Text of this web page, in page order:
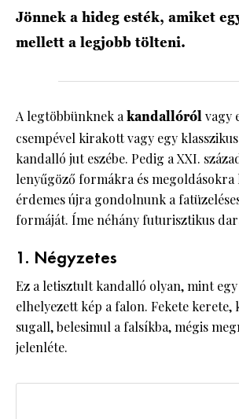
Jönnek a hideg esték, amiket
mellett a legjobb tölteni.
A legtöbbünknek akandallórólvagy
csempével kirakott vagy egy
kandalló jut eszébe. Pedig a XXI.
lenyűgöző formákra és megoldásokra
érdemes újra gondolnunk a
formáját. Íme néhány futurisztikus
1. Négyzetes
Ez a letisztult kandalló olyan, mint egy
elhelyezett kép a falon. Fekete
sugall, belesimul a falsíkba, mégis
jelenléte.